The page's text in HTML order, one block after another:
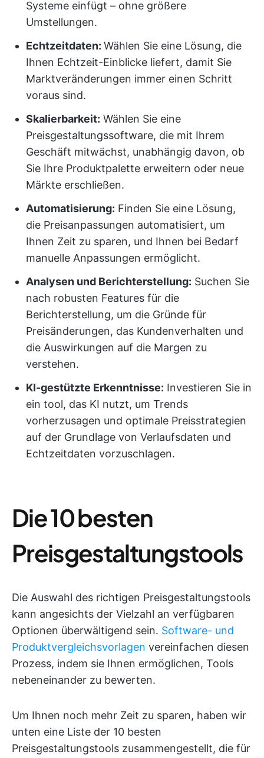
Systeme einfügt – ohne größere
Umstellungen.
Echtzeitdaten: Wählen Sie eine Lösung, die
Ihnen Echtzeit-Einblicke liefert, damit Sie
Marktveränderungen immer einen Schritt
voraus sind.
Skalierbarkeit: Wählen Sie eine
Preisgestaltungssoftware, die mit Ihrem
Geschäft mitwächst, unabhängig davon, ob
Sie Ihre Produktpalette erweitern oder neue
Märkte erschließen.
Automatisierung: Finden Sie eine Lösung,
die Preisanpassungen automatisiert, um
Ihnen Zeit zu sparen, und Ihnen bei Bedarf
manuelle Anpassungen ermöglicht.
Analysen und Berichterstellung: Suchen Sie
nach robusten Features für die
Berichterstellung, um die Gründe für
Preisänderungen, das Kundenverhalten und
die Auswirkungen auf die Margen zu
verstehen.
KI-gestützte Erkenntnisse: Investieren Sie in
ein tool, das KI nutzt, um Trends
vorherzusagen und optimale Preisstrategien
auf der Grundlage von Verlaufsdaten und
Echtzeitdaten vorzuschlagen.
Die 10 besten
Preisgestaltungstools
Die Auswahl des richtigen Preisgestaltungstools
kann angesichts der Vielzahl an verfügbaren
Optionen überwältigend sein. Software- und
Produktvergleichsvorlagen vereinfachen diesen
Prozess, indem sie Ihnen ermöglichen, Tools
nebeneinander zu bewerten.
Um Ihnen noch mehr Zeit zu sparen, haben wir
unten eine Liste der 10 besten
Preisgestaltungstools zusammengestellt, die für